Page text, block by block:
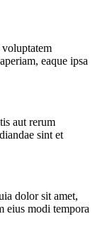
voluptatem
eaque ipsa
aut rerum
sint et
dolor sit amet,
eius modi tempora